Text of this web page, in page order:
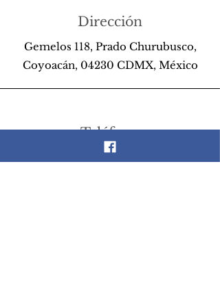
Dirección
Gemelos 118, Prado Churubusco,
Coyoacán, 04230 CDMX, México
Teléfono
55 26 89 13 14